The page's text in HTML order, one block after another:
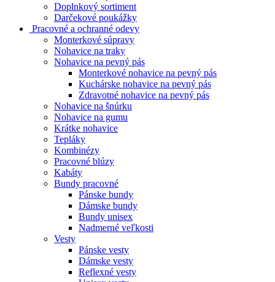
Doplnkový sortiment
Darčekové poukážky
Pracovné a ochranné odevy
Monterkové súpravy
Nohavice na traky
Nohavice na pevný pás
Monterkové nohavice na pevný pás
Kuchárske nohavice na pevný pás
Zdravotné nohavice na pevný pás
Nohavice na šnúrku
Nohavice na gumu
Krátke nohavice
Tepláky
Kombinézy
Pracovné blúzy
Kabáty
Bundy pracovné
Pánske bundy
Dámske bundy
Bundy unisex
Nadmerné veľkosti
Vesty
Pánske vesty
Dámske vesty
Reflexné vesty